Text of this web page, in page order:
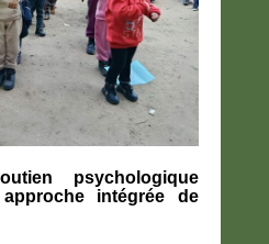
psychologique
intégrée de